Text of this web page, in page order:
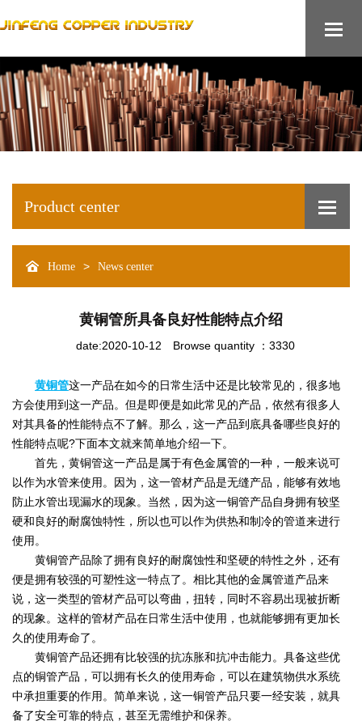
Product center
Home > News center
黄铜管所具备良好性能特点介绍
date:2020-10-12 Browse quantity ：3330
黄铜管这一产品在如今的日常生活中还是比较常见的，很多地
方会使用到这一产品。但是即便是如此常见的产品，依然有很多人
对其具备的性能特点不了解。那么，这一产品到底具备哪些良好的
性能特点呢?下面本文就来简单地介绍一下。
首先，黄铜管这一产品是属于有色金属管的一种，一般来说可
以作为水管来使用。因为，这一管材产品是无缝产品，能够有效地
防止水管出现漏水的现象。当然，因为这一铜管产品自身拥有较坚
硬和良好的耐腐蚀特性，所以也可以作为供热和制冷的管道来进行
使用。
黄铜管产品除了拥有良好的耐腐蚀性和坚硬的特性之外，还有
便是拥有较强的可塑性这一特点了。相比其他的金属管道产品来
说，这一类型的管材产品可以弯曲，扭转，同时不容易出现被折断
的现象。这样的管材产品在日常生活中使用，也就能够拥有更加长
久的使用寿命了。
黄铜管产品还拥有比较强的抗冻胀和抗冲击能力。具备这些优
点的铜管产品，可以拥有长久的使用寿命，可以在建筑物供水系统
中承担重要的作用。简单来说，这一铜管产品只要一经安装，就具
备了安全可靠的特点，甚至无需维护和保养。